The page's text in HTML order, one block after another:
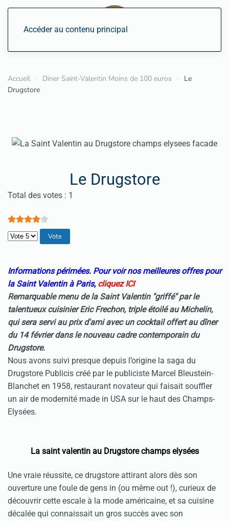
Accéder au contenu principal
Accueil Diner Saint-Valentin Moins de 100 euros
Le
Drugstore
Le Drugstore
Vote utilisateur:4/
Total des votes : 1
Veuillez voter
Informations périmées. Pour voir nos meilleures offres pour
la Saint Valentin à Paris, cliquez ICI
Remarquable menu de la Saint Valentin "griffé" par le
talentueux cuisinier Eric Frechon, triple étoilé au Michelin,
qui sera servi au prix d'ami avec un cocktail offertau dîner
du 14 févrierdans le nouveau cadre contemporain du
Drugstore.
Nous avons suivi presque depuis l’origine la saga du
Drugstore Publicis créé par le publiciste Marcel Bleustein-
Blanchet en 1958, restaurant novateur qui faisait souffler
un air de modernité made in USA sur le haut des Champs-
Elysées.
La saint valentin au Drugstore champs elysées
Une vraie réussite, ce drugstore attirant alors dès son
ouverture une foule de gens in (ou même out !), curieux de
découvrir cette escale à la mode américaine, et sa cuisine
décalée qui connaissait un gros succès avec son